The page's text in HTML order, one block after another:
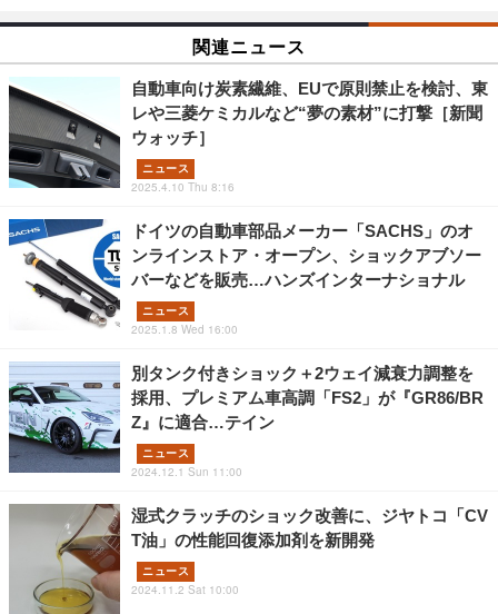
関連ニュース
自動車向け炭素繊維、EUで原則禁止を検討、東
レや三菱ケミカルなど“夢の素材”に打撃［新聞
ウォッチ］
ニュース
2025.4.10 Thu 8:16
ドイツの自動車部品メーカー「SACHS」のオ
ンラインストア・オープン、ショックアブソー
バーなどを販売…ハンズインターナショナル
ニュース
2025.1.8 Wed 16:00
別タンク付きショック＋2ウェイ減衰力調整を
採用、プレミアム車高調「FS2」が『GR86/BR
Z』に適合…テイン
ニュース
2024.12.1 Sun 11:00
湿式クラッチのショック改善に、ジヤトコ「CV
T油」の性能回復添加剤を新開発
ニュース
2024.11.2 Sat 10:00